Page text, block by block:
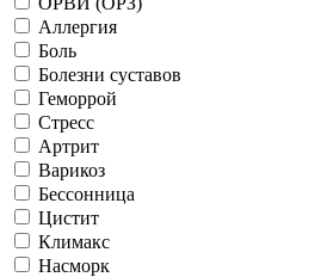
Аллергия
Боль
Болезни суставов
Геморрой
Стресс
Артрит
Варикоз
Бессонница
Цистит
Климакс
Насморк